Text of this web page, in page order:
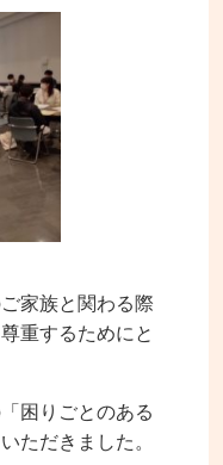
家族と関わる際
重するためにと
困りごとのある
ただきました。